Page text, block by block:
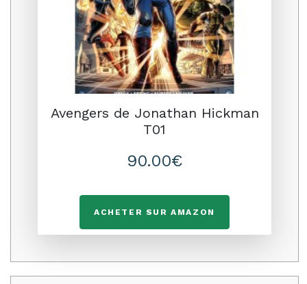
Avengers de Jonathan Hickman
T01
90.00€
ACHETER SUR AMAZON